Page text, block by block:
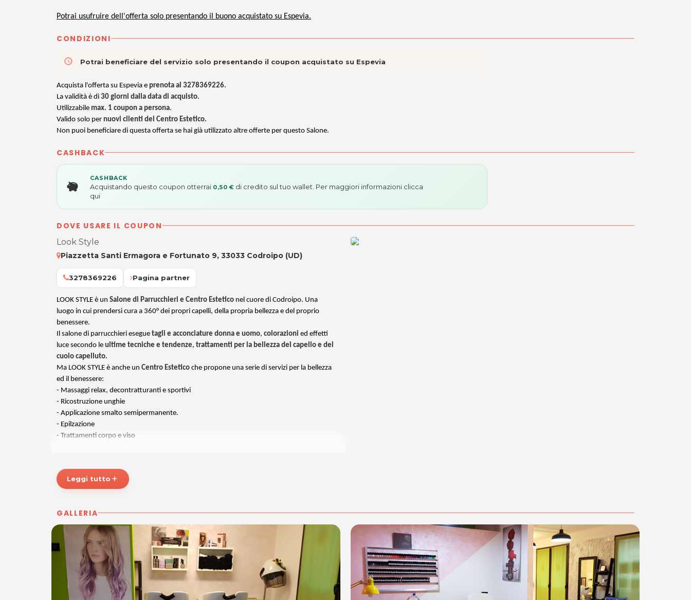
Potrai usufruire dell'offerta solo presentando il buono acquistato su Espevia.
CONDIZIONI
access_time Potrai beneficiare del servizio solo presentando il coupon acquistato su Espevia
Acquista l'offerta su Espevia e prenota al 3278369226.
La validità è di 30 giorni dalla data di acquisto.
Utilizzabile max. 1 coupon a persona.
Valido solo per nuovi clienti del Centro Estetico.
Non puoi beneficiare di questa offerta se hai già utilizzato altre offerte per questo Salone.
CASHBACK
CASHBACK
Acquistando questo coupon otterrai 0,50 € di credito sul tuo wallet. Per maggiori informazioni clicca
qui
DOVE USARE IL COUPON
Look Style
Piazzetta Santi Ermagora e Fortunato 9, 33033 Codroipo (UD)
3278369226 Pagina partner
LOOK STYLE è un Salone di Parrucchieri e Centro Estetico nel cuore di Codroipo. Una
luogo in cui prendersi cura a 360° dei propri capelli, della propria bellezza e del proprio
benessere.
Il salone di parrucchieri esegue tagli e acconciature donna e uomo, colorazioni ed effetti
luce secondo le ultime tecniche e tendenze, trattamenti per la bellezza del capello e del
cuoio capelluto.
Ma LOOK STYLE è anche un Centro Estetico che propone una serie di servizi per la bellezza
ed il benessere:
- Massaggi relax, decontratturanti e sportivi
- Ricostruzione unghie
- Applicazione smalto semipermanente.
- Epilzazione
- Trattamenti corpo e viso
ORARI
* Prezzi verificati in data 17/05/2019
LOOK STYLE
Piazzetta Santi Ermagora e Fortunato, 9
33033 Codroipo (UD)
Tel. 3278369226
P.IVA 02869080305
Leggi tutto add
GALLERIA